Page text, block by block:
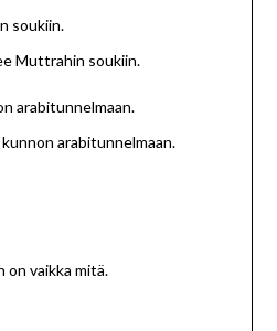
Muttrahin soukiin.
arabitunnelmaan.
on vaikka mitä.